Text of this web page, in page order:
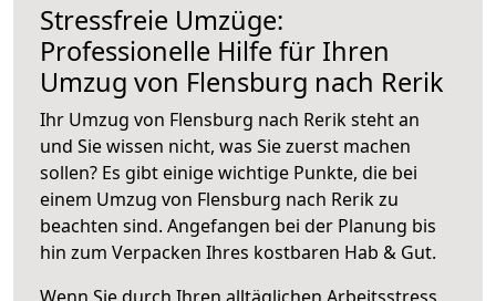
Stressfreie Umzüge:
Professionelle Hilfe für Ihren
Umzug von Flensburg nach Rerik
Ihr Umzug von Flensburg nach Rerik steht an
und Sie wissen nicht, was Sie zuerst machen
sollen? Es gibt einige wichtige Punkte, die bei
einem Umzug von Flensburg nach Rerik zu
beachten sind. Angefangen bei der Planung bis
hin zum Verpacken Ihres kostbaren Hab & Gut.